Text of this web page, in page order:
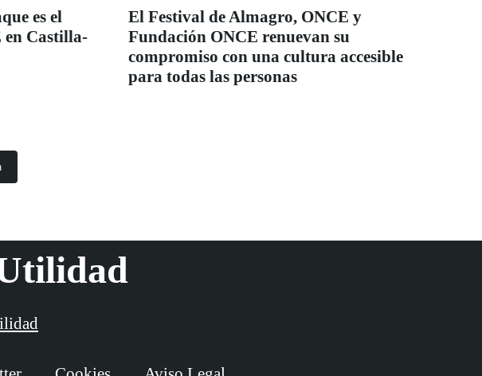
es el
en Castilla-
El Festival de Almagro, ONCE y
Fundación ONCE renuevan su
compromiso con una cultura accesible
para todas las personas